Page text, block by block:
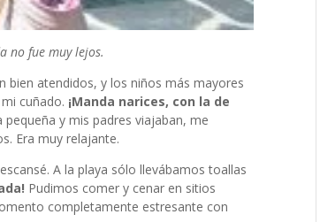
no fue muy lejos.
bien atendidos, y los niños más mayores
cuñado. ¡Manda narices, con la de
y mis padres viajaban, me
Era muy relajante.
A la playa sólo llevábamos toallas
Pudimos comer y cenar en sitios
completamente estresante con